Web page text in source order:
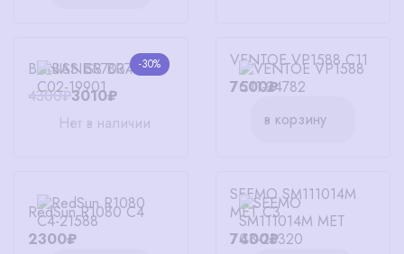
-30%
BANISS BR7034 C02
4300₽3010₽
Нет в наличии
VENTOE VP1588 C11
7500₽
в корзину
RedSun R1080 C4
2300₽
SEEMO SM111014M
MET C3
7400₽